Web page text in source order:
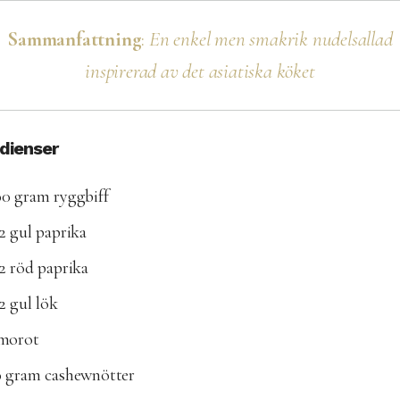
Sammanfattning: En enkel men smakrik nudelsallad
inspirerad av det asiatiska köket
gram ryggbiff
gul paprika
röd paprika
gul lök
gram cashewnötter